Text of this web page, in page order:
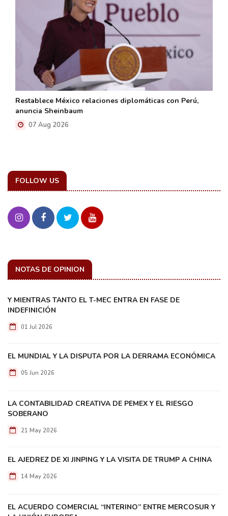
Restablece México relaciones diplomáticas con Perú,
anuncia Sheinbaum
07 Aug 2026
FOLLOW US
NOTAS DE OPINION
Y MIENTRAS TANTO EL T-MEC ENTRA EN FASE DE
INDEFINICIÓN
01 Jul 2026
EL MUNDIAL Y LA DISPUTA POR LA DERRAMA ECONÓMICA
05 Jun 2026
LA CONTABILIDAD CREATIVA DE PEMEX Y EL RIESGO
SOBERANO
21 May 2026
EL AJEDREZ DE XI JINPING Y LA VISITA DE TRUMP A CHINA
14 May 2026
EL ACUERDO COMERCIAL “INTERINO” ENTRE MERCOSUR Y